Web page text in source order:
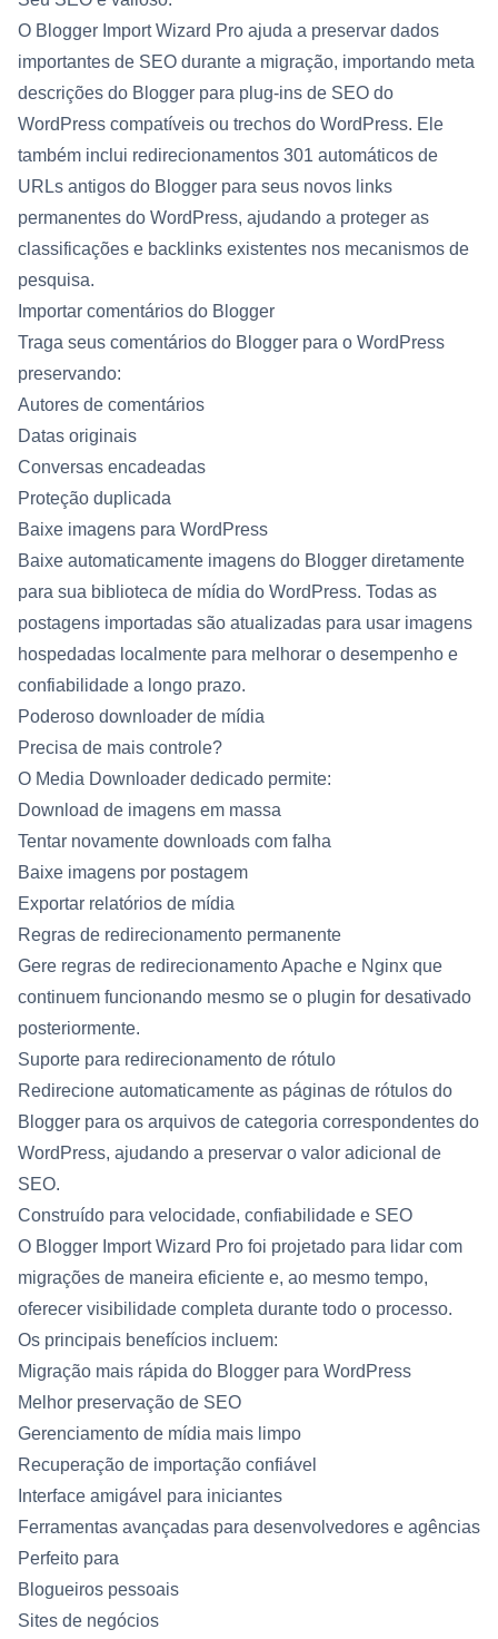
O Blogger Import Wizard Pro ajuda a preservar dados
importantes de SEO durante a migração, importando meta
descrições do Blogger para plug-ins de SEO do
WordPress compatíveis ou trechos do WordPress. Ele
também inclui redirecionamentos 301 automáticos de
URLs antigos do Blogger para seus novos links
permanentes do WordPress, ajudando a proteger as
classificações e backlinks existentes nos mecanismos de
pesquisa.
Importar comentários do Blogger
Traga seus comentários do Blogger para o WordPress
preservando:
Autores de comentários
Datas originais
Conversas encadeadas
Proteção duplicada
Baixe imagens para WordPress
Baixe automaticamente imagens do Blogger diretamente
para sua biblioteca de mídia do WordPress. Todas as
postagens importadas são atualizadas para usar imagens
hospedadas localmente para melhorar o desempenho e
confiabilidade a longo prazo.
Poderoso downloader de mídia
Precisa de mais controle?
O Media Downloader dedicado permite:
Download de imagens em massa
Tentar novamente downloads com falha
Baixe imagens por postagem
Exportar relatórios de mídia
Regras de redirecionamento permanente
Gere regras de redirecionamento Apache e Nginx que
continuem funcionando mesmo se o plugin for desativado
posteriormente.
Suporte para redirecionamento de rótulo
Redirecione automaticamente as páginas de rótulos do
Blogger para os arquivos de categoria correspondentes do
WordPress, ajudando a preservar o valor adicional de
SEO.
Construído para velocidade, confiabilidade e SEO
O Blogger Import Wizard Pro foi projetado para lidar com
migrações de maneira eficiente e, ao mesmo tempo,
oferecer visibilidade completa durante todo o processo.
Os principais benefícios incluem:
Migração mais rápida do Blogger para WordPress
Melhor preservação de SEO
Gerenciamento de mídia mais limpo
Recuperação de importação confiável
Interface amigável para iniciantes
Ferramentas avançadas para desenvolvedores e agências
Perfeito para
Blogueiros pessoais
Sites de negócios